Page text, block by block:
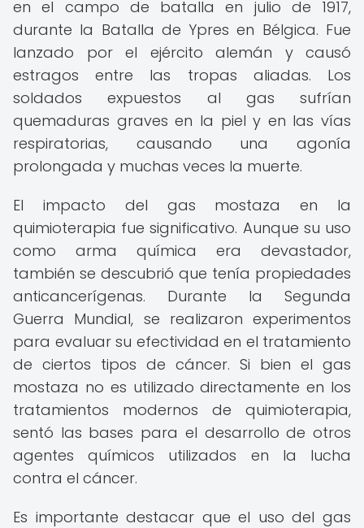
en el campo de batalla en julio de 1917,
durante la Batalla de Ypres en Bélgica. Fue
lanzado por el ejército alemán y causó
estragos entre las tropas aliadas. Los
soldados expuestos al gas sufrían
quemaduras graves en la piel y en las vías
respiratorias, causando una agonía
prolongada y muchas veces la muerte.
El impacto del gas mostaza en la
quimioterapia fue significativo. Aunque su uso
como arma química era devastador,
también se descubrió que tenía propiedades
anticancerígenas. Durante la Segunda
Guerra Mundial, se realizaron experimentos
para evaluar su efectividad en el tratamiento
de ciertos tipos de cáncer. Si bien el gas
mostaza no es utilizado directamente en los
tratamientos modernos de quimioterapia,
sentó las bases para el desarrollo de otros
agentes químicos utilizados en la lucha
contra el cáncer.
Es importante destacar que el uso del gas